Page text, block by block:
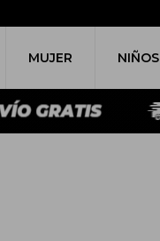
MUJER NIÑOS